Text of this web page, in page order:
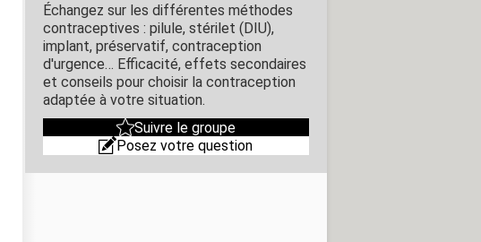
Échangez sur les différentes méthodes
contraceptives : pilule, stérilet (DIU),
implant, préservatif, contraception
d'urgence… Efficacité, effets secondaires
et conseils pour choisir la contraception
adaptée à votre situation.
Suivre le groupe
Posez votre question